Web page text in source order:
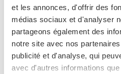
et les annonces, d'offrir des
médias sociaux et d'analyser
partageons également des
notre site avec nos
publicité et d'analyse, qui
avec d'autres informations
Vos coordonnées
Nom